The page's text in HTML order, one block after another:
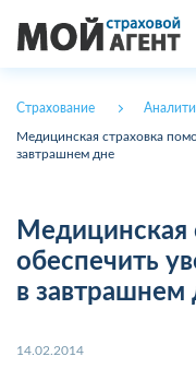
Страхование
Медицинская страховка
завтрашнем дне
Медицинская
обеспечить
в завтрашнем
14.02.2014